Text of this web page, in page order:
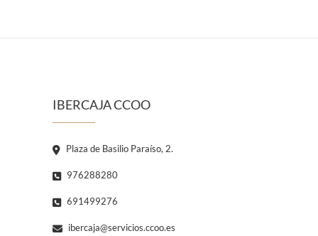
IBERCAJA CCOO
Plaza de Basilio Paraíso, 2.
976288280
691499276
ibercaja@servicios.ccoo.es